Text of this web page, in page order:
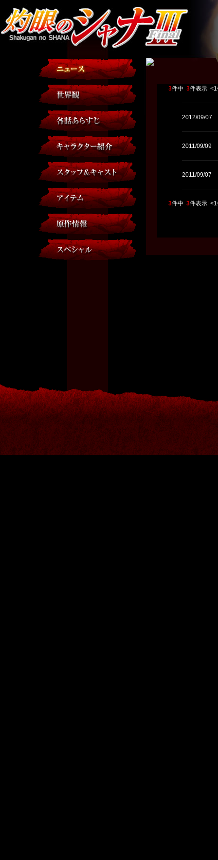
3件中 3件表示 <1
2012/09/07
2011/09/09
2011/09/07
3件中 3件表示 <1